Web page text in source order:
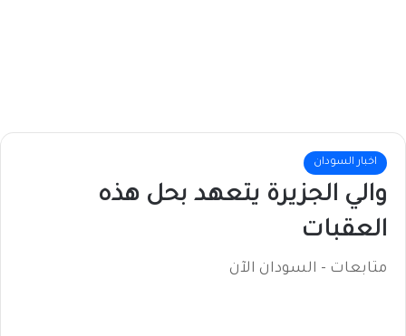
اخبار السودان
والي الجزيرة يتعهد بحل هذه
العقبات
متابعات - السودان الآن